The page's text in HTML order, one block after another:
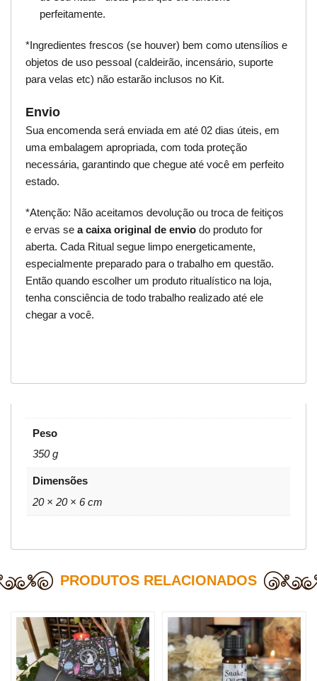
perfeitamente.
*Ingredientes frescos (se houver) bem como utensílios e
objetos de uso pessoal (caldeirão, incensário, suporte
para velas etc) não estarão inclusos no Kit.
Envio
Sua encomenda será enviada em até 02 dias úteis, em
uma embalagem apropriada, com toda proteção
necessária, garantindo que chegue até você em perfeito
estado.
*Atenção: Não aceitamos devolução ou troca de feitiços
e ervas se a caixa original de envio do produto for
aberta. Cada Ritual segue limpo energeticamente,
especialmente preparado para o trabalho em questão.
Então quando escolher um produto ritualístico na loja,
tenha consciência de todo trabalho realizado até ele
chegar a você.
Peso
350 g
Dimensões
20 × 20 × 6 cm
PRODUTOS RELACIONADOS